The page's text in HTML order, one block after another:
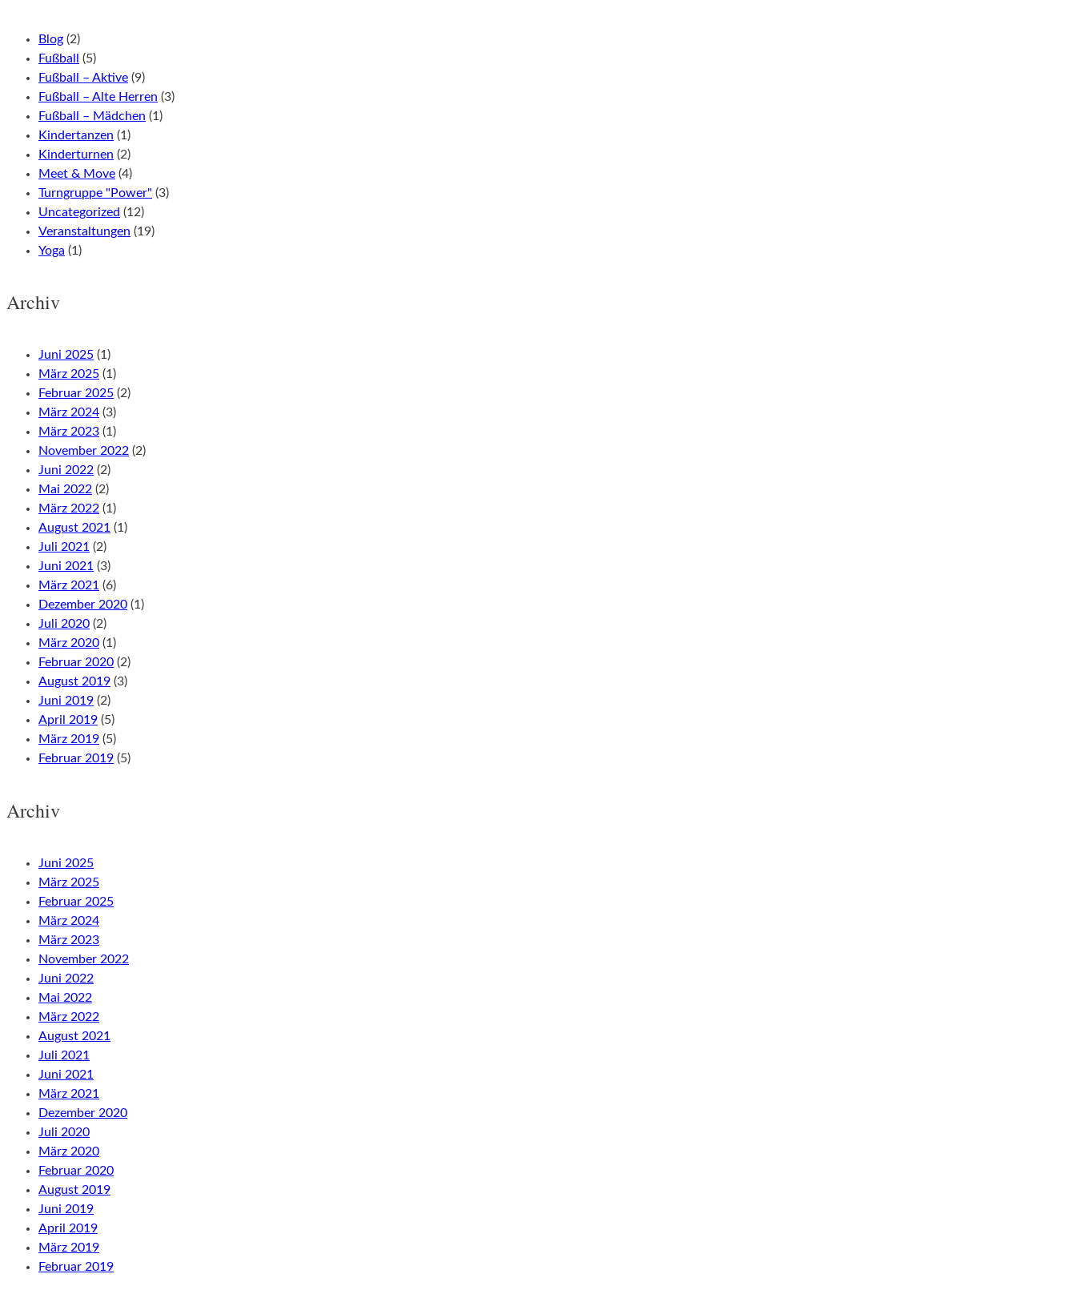
Blog (2)
Fußball (5)
Fußball – Aktive (9)
Fußball – Alte Herren (3)
Fußball – Mädchen (1)
Kindertanzen (1)
Kinderturnen (2)
Meet & Move (4)
Turngruppe "Power" (3)
Uncategorized (12)
Veranstaltungen (19)
Yoga (1)
Archiv
Juni 2025 (1)
März 2025 (1)
Februar 2025 (2)
März 2024 (3)
März 2023 (1)
November 2022 (2)
Juni 2022 (2)
Mai 2022 (2)
März 2022 (1)
August 2021 (1)
Juli 2021 (2)
Juni 2021 (3)
März 2021 (6)
Dezember 2020 (1)
Juli 2020 (2)
März 2020 (1)
Februar 2020 (2)
August 2019 (3)
Juni 2019 (2)
April 2019 (5)
März 2019 (5)
Februar 2019 (5)
Archiv
Juni 2025
März 2025
Februar 2025
März 2024
März 2023
November 2022
Juni 2022
Mai 2022
März 2022
August 2021
Juli 2021
Juni 2021
März 2021
Dezember 2020
Juli 2020
März 2020
Februar 2020
August 2019
Juni 2019
April 2019
März 2019
Februar 2019